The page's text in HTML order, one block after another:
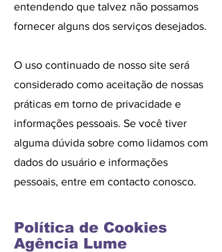
entendendo que talvez não possamos
fornecer alguns dos serviços desejados.
O uso continuado de nosso site será
considerado como aceitação de nossas
práticas em torno de privacidade e
informações pessoais. Se você tiver
alguma dúvida sobre como lidamos com
dados do usuário e informações
pessoais, entre em contacto conosco.
Política de Cookies
Agência Lume